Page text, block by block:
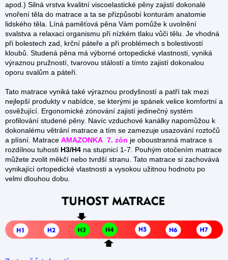
apod.) Silná vrstva kvalitní viscoelastické pěny zajistí dokonalé
vnoření těla do matrace a ta se přizpůsobí konturám anatomie
lidského těla. Líná paměťová pěna Vám pomůže k uvolnění
svalstva a relaxaci organismu při nízkém tlaku vůči tělu. Je vhodná
při bolestech zad, krční páteře a při problémech s bolestivostí
kloubů. Studená pěna má výborné ortopedické vlastnosti, vyniká
výraznou pružností, tvarovou stálostí a tímto zajistí dokonalou
oporu svalům a páteři.
Tato matrace vyniká také výraznou prodyšností a patří tak mezi
nejlepší produkty v nabídce, se kterými je spánek velice komfortní a
osvěžující. Ergonomické zónování zajistí jedinečný systém
profilování studené pěny. Navíc vzduchové kanálky napomůžou k
dokonalému větrání matrace a tím se zamezuje usazování roztočů
a plísní. Matrace AMAZONKA 7. zón je oboustranná matrace s
rozdílnou tuhosti H3/H4 na stupnicí 1-7. Pouhým otočením matrace
můžete zvolit měkčí nebo tvrdší stranu. Tato matrace si zachovává
vynikající ortopedické vlastnosti a vysokou užitnou hodnotu po
velmi dlouhou dobu.